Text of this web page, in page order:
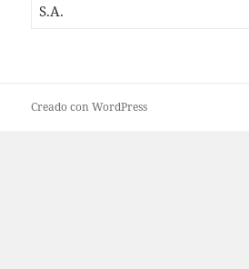
S.A.
Creado con WordPress